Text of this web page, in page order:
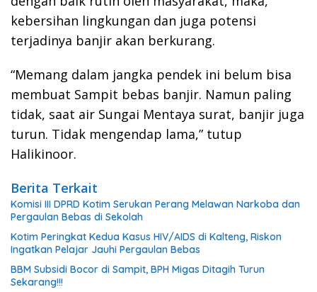
kebersihan lingkungan dan juga potensi
terjadinya banjir akan berkurang.
“Memang dalam jangka pendek ini belum bisa
membuat Sampit bebas banjir. Namun paling
tidak, saat air Sungai Mentaya surat, banjir juga
turun. Tidak mengendap lama,” tutup
Halikinoor.
Berita Terkait
Komisi III DPRD Kotim Serukan Perang Melawan Narkoba dan
Pergaulan Bebas di Sekolah
Kotim Peringkat Kedua Kasus HIV/AIDS di Kalteng, Riskon
Ingatkan Pelajar Jauhi Pergaulan Bebas
BBM Subsidi Bocor di Sampit, BPH Migas Ditagih Turun
Sekarang!!!